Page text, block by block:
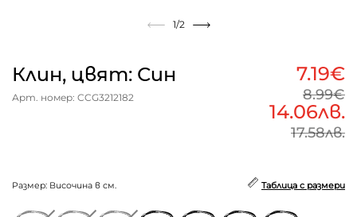
1/2
Клин, цвят: Син
Арт. номер: CCG3212182
7.19€
8.99€
14.06лв.
17.58лв.
Размер: Височина в см. Таблица с размери